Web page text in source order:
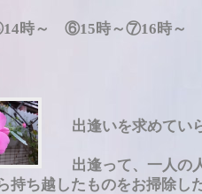
⑥15時～⑦16時～
出逢いを求めてい
出逢って、一人の
ち越したものをお掃除し